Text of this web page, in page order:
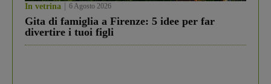
In vetrina 6 Agosto 2026
Gita di famiglia a Firenze: 5 idee per far
divertire i tuoi figli